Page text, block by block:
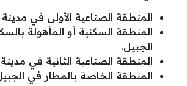
المنطقة الصناعية الأولى في
المنطقة السكنية أو المأهولة
الجبيل.
المنطقة الصناعية الثانية في
المنطقة الخاصة بالمطار في